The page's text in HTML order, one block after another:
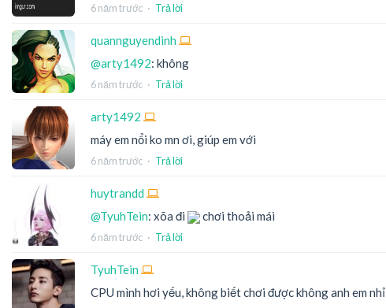
6 năm trước · Trả lời
quannguyendinh
@arty1492: không
6 năm trước · Trả lời
arty1492
máy em nổi ko mn ơi, giúp em với
6 năm trước · Trả lời
huytrandd
@TyuhTein: xõa đi chơi thoải mái
6 năm trước · Trả lời
TyuhTein
CPU mình hơi yếu, không biết chơi được không anh em nhỉ